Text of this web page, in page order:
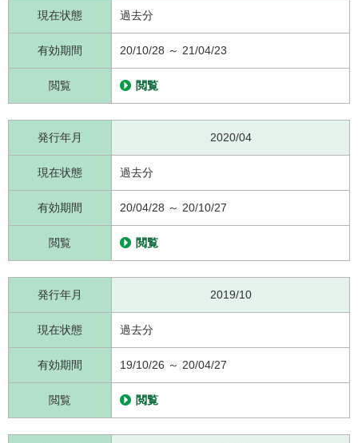
現在状態 過去分
有効期間 20/10/28 ～ 21/04/23
閲覧 閲覧
発行年月 2020/04
現在状態 過去分
有効期間 20/04/28 ～ 20/10/27
閲覧 閲覧
発行年月 2019/10
現在状態 過去分
有効期間 19/10/26 ～ 20/04/27
閲覧 閲覧